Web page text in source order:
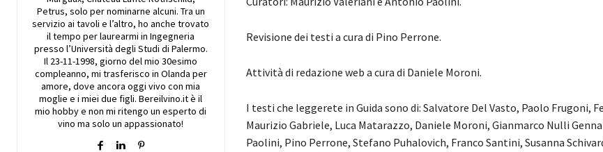
Petrus, solo per nominarne alcuni. Tra un
servizio ai tavoli e l’altro, ho anche trovato
il tempo per laurearmi in Ingegneria
presso l’Università degli Studi di Palermo.
Il 23-11-1998, giorno del mio 30esimo
compleanno, mi trasferisco in Olanda per
amore, dove ancora oggi vivo con mia
moglie e i miei due figli. Bereilvino.it è il
mio hobby e non mi ritengo un esperto di
vino ma solo un appassionato!
Revisione dei testi a cura di Pino Perrone.
Attività di redazione web a cura di Daniele Moroni.
I testi che leggerete in Guida sono di: Salvatore Del Vasto, Paolo Frugoni,
Maurizio Gabriele, Luca Matarazzo, Daniele Moroni, Gianmarco Nulli
Paolini, Pino Perrone, Stefano Puhalovich, Franco Santini, Susanna